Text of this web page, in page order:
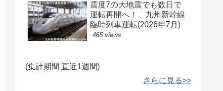
震度7の大地震でも数日で
運転再開へ！ 九州新幹線
臨時列車運転(2026年7月)
465 views
(集計期間 直近1週間)
さらに見る>>